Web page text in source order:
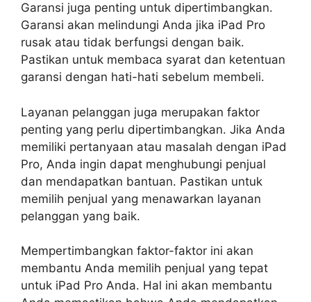
Garansi juga penting untuk dipertimbangkan.
Garansi akan melindungi Anda jika iPad Pro
rusak atau tidak berfungsi dengan baik.
Pastikan untuk membaca syarat dan ketentuan
garansi dengan hati-hati sebelum membeli.
Layanan pelanggan juga merupakan faktor
penting yang perlu dipertimbangkan. Jika Anda
memiliki pertanyaan atau masalah dengan iPad
Pro, Anda ingin dapat menghubungi penjual
dan mendapatkan bantuan. Pastikan untuk
memilih penjual yang menawarkan layanan
pelanggan yang baik.
Mempertimbangkan faktor-faktor ini akan
membantu Anda memilih penjual yang tepat
untuk iPad Pro Anda. Hal ini akan membantu